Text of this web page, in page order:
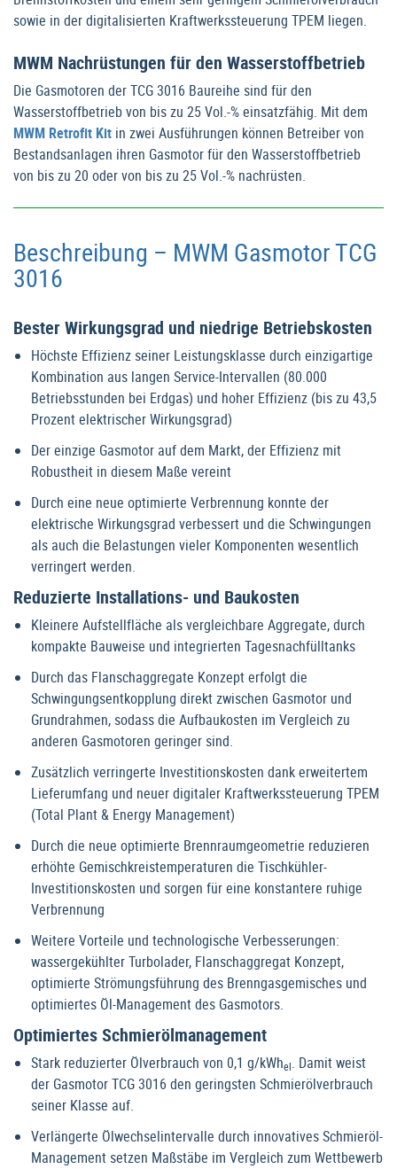
sowie in der digitalisierten Kraftwerkssteuerung TPEM liegen.
MWM Nachrüstungen für den Wasserstoffbetrieb
Die Gasmotoren der TCG 3016 Baureihe sind für den
Wasserstoffbetrieb von bis zu 25 Vol.-% einsatzfähig. Mit dem
MWM Retrofit Kit in zwei Ausführungen können Betreiber von
Bestandsanlagen ihren Gasmotor für den Wasserstoffbetrieb
von bis zu 20 oder von bis zu 25 Vol.-% nachrüsten.
Beschreibung – MWM Gasmotor TCG
3016
Bester Wirkungsgrad und niedrige Betriebskosten
Höchste Effizienz seiner Leistungsklasse durch einzigartige
Kombination aus langen Service-Intervallen (80.000
Betriebsstunden bei Erdgas) und hoher Effizienz (bis zu 43,5
Prozent elektrischer Wirkungsgrad)
Der einzige Gasmotor auf dem Markt, der Effizienz mit
Robustheit in diesem Maße vereint
Durch eine neue optimierte Verbrennung konnte der
elektrische Wirkungsgrad verbessert und die Schwingungen
als auch die Belastungen vieler Komponenten wesentlich
verringert werden.
Reduzierte Installations- und Baukosten
Kleinere Aufstellfläche als vergleichbare Aggregate, durch
kompakte Bauweise und integrierten Tagesnachfülltanks
Durch das Flanschaggregate Konzept erfolgt die
Schwingungsentkopplung direkt zwischen Gasmotor und
Grundrahmen, sodass die Aufbaukosten im Vergleich zu
anderen Gasmotoren geringer sind.
Zusätzlich verringerte Investitionskosten dank erweitertem
Lieferumfang und neuer digitaler Kraftwerkssteuerung TPEM
(Total Plant & Energy Management)
Durch die neue optimierte Brennraumgeometrie reduzieren
erhöhte Gemischkreistemperaturen die Tischkühler-
Investitionskosten und sorgen für eine konstantere ruhige
Verbrennung
Weitere Vorteile und technologische Verbesserungen:
wassergekühlter Turbolader, Flanschaggregat Konzept,
optimierte Strömungsführung des Brenngasgemisches und
optimiertes Öl-Management des Gasmotors.
Optimiertes Schmierölmanagement
Stark reduzierter Ölverbrauch von 0,1 g/kWhel. Damit weist
der Gasmotor TCG 3016 den geringsten Schmierölverbrauch
seiner Klasse auf.
Verlängerte Ölwechselintervalle durch innovatives Schmieröl-
Management setzen Maßstäbe im Vergleich zum Wettbewerb